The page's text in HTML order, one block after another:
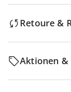
Retoure &
Aktionen &